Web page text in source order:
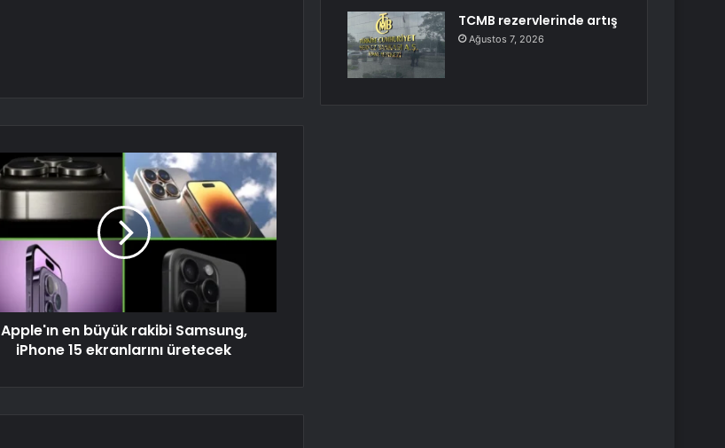
Apple'ın en büyük rakibi Samsung,
iPhone 15 ekranlarını üretecek
TCMB rezervlerinde artış
Ağustos 7, 2026